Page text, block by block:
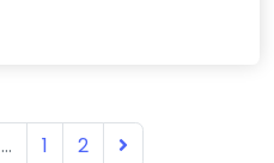
... 1 2